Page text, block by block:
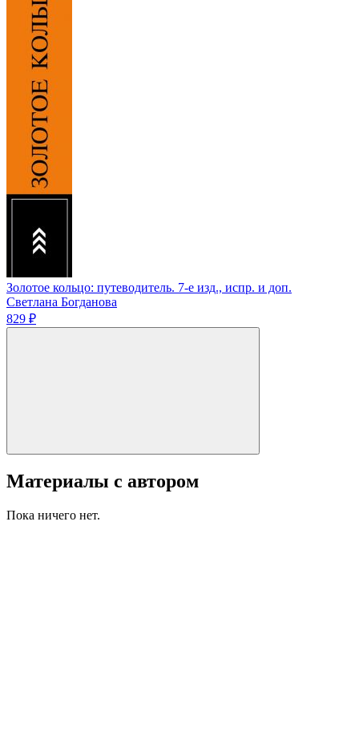
Золотое кольцо: путеводитель. 7-е изд., испр. и доп.
Светлана Богданова
829 ₽
Материалы с автором
Пока ничего нет.